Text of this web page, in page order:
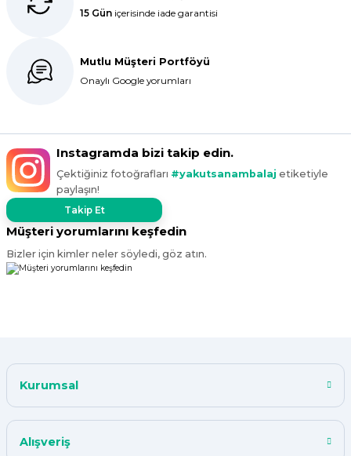
15 Gün içerisinde iade garantisi
Mutlu Müşteri Portföyü
Onaylı Google yorumları
Instagramda bizi takip edin.
Çektiğiniz fotoğrafları #yakutsanambalaj etiketiyle
paylaşın!
Takip Et
Müşteri yorumlarını keşfedin
Bizler için kimler neler söyledi, göz atın.
Kurumsal
Alışveriş